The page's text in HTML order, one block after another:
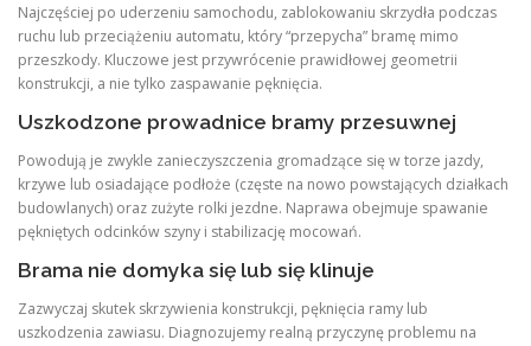
Najczęściej po uderzeniu samochodu, zablokowaniu skrzydła podczas
ruchu lub przeciążeniu automatu, który “przepycha” bramę mimo
przeszkody. Kluczowe jest przywrócenie prawidłowej geometrii
konstrukcji, a nie tylko zaspawanie pęknięcia.
Uszkodzone prowadnice bramy przesuwnej
Powodują je zwykle zanieczyszczenia gromadzące się w torze jazdy,
krzywe lub osiadające podłoże (częste na nowo powstających działkach
budowlanych) oraz zużyte rolki jezdne. Naprawa obejmuje spawanie
pękniętych odcinków szyny i stabilizację mocowań.
Brama nie domyka się lub się klinuje
Zazwyczaj skutek skrzywienia konstrukcji, pęknięcia ramy lub
uszkodzenia zawiasu. Diagnozujemy realną przyczynę problemu na